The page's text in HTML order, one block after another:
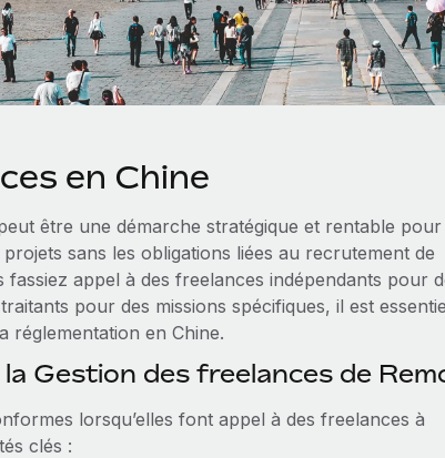
en Chine
être une démarche stratégique et rentable pour
sans les obligations liées au recrutement de
appel à des freelances indépendants pour
pour des missions spécifiques, il est
réglementation en Chine.
Gestion des freelances de
lorsqu’elles font appel à des freelances à
clés :